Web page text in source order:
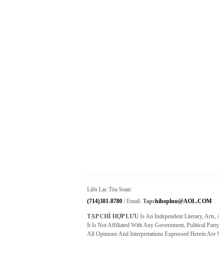
Liên Lạc Tòa Soạn:
(714)381-8780 / Email: TapcHihopluu@AOL.COM
TẠP CHÍ HỢP LƯU Is An Independent Literary, Arts,
It Is Not Affiliated With Any Government, Political
All Opinions And Interpretations Expressed Herein Are